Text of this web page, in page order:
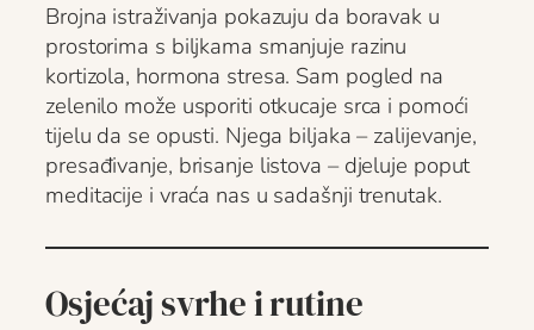
Brojna istraživanja pokazuju da boravak u
prostorima s biljkama smanjuje razinu
kortizola, hormona stresa. Sam pogled na
zelenilo može usporiti otkucaje srca i pomoći
tijelu da se opusti. Njega biljaka – zalijevanje,
presađivanje, brisanje listova – djeluje poput
meditacije i vraća nas u sadašnji trenutak.
Osjećaj svrhe i rutine